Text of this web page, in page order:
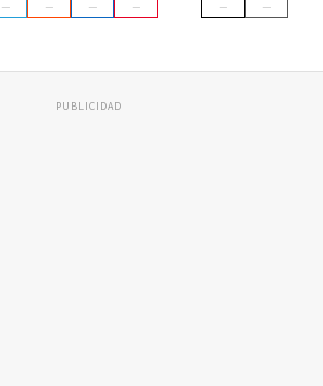
PUBLICIDAD